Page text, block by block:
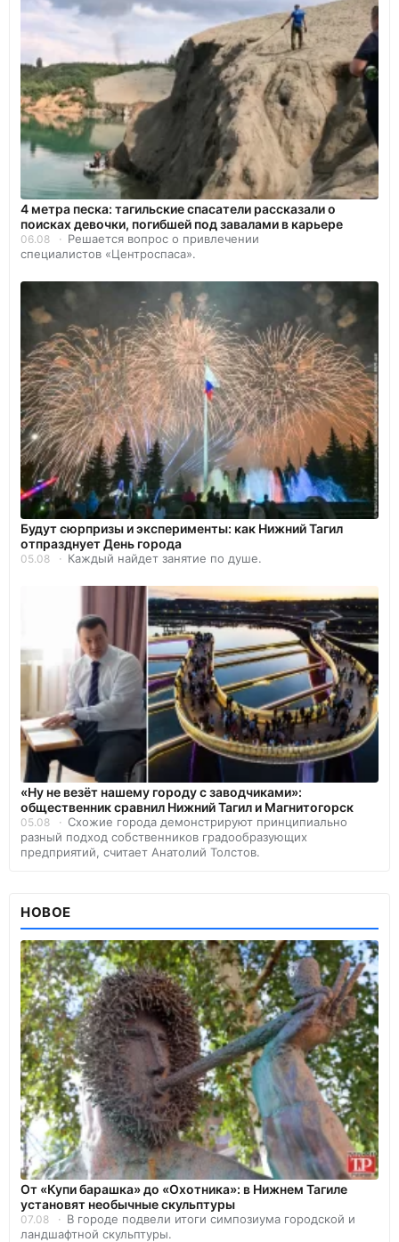
4 метра песка: тагильские спасатели рассказали о
поисках девочки, погибшей под завалами в карьере
06.08
Решается вопрос о привлечении
специалистов «Центроспаса».
Будут сюрпризы и эксперименты: как Нижний Тагил
отпразднует День города
05.08 Каждый найдет занятие по душе.
«Ну не везёт нашему городу с заводчиками»:
общественник сравнил Нижний Тагил и Магнитогорск
05.08
Схожие города демонстрируют принципиально
разный подход собственников градообразующих
предприятий, считает Анатолий Толстов.
НОВОЕ
От «Купи барашка» до «Охотника»: в Нижнем Тагиле
установят необычные скульптуры
07.08
В городе подвели итоги симпозиума городской и
ландшафтной скульптуры.